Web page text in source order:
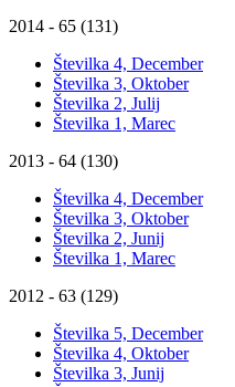
2014 - 65 (131)
Številka 4, December
Številka 3, Oktober
Številka 2, Julij
Številka 1, Marec
2013 - 64 (130)
Številka 4, December
Številka 3, Oktober
Številka 2, Junij
Številka 1, Marec
2012 - 63 (129)
Številka 5, December
Številka 4, Oktober
Številka 3, Junij